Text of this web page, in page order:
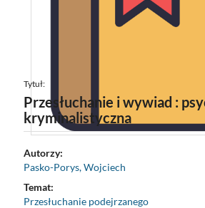
Tytuł:
Przesłuchanie i wywiad :
kryminalistyczna
Autorzy:
Pasko-Porys, Wojciech
Temat:
Przesłuchanie podejrzanego